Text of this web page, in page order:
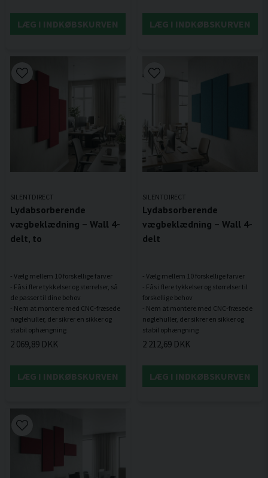
LÆG I INDKØBSKURVEN LÆG I INDKØBSKURVEN
SILENTDIRECT
Lydabsorberende
vægbeklædning – Wall 4-
delt, to
- Vælg mellem 10 forskellige farver
- Fås i flere tykkelser og størrelser, så
de passer til dine behov
- Nem at montere med CNC-fræsede
nøglehuller, der sikrer en sikker og
2 069,89 DKK
LÆG I INDKØBSKURVEN
SILENTDIRECT
Lydabsorberende
vægbeklædning – Wall 4-
delt
- Vælg mellem 10 forskellige farver
- Fås i flere tykkelser og størrelser til
forskellige behov
- Nem at montere med CNC-fræsede
nøglehuller, der sikrer en sikker og
2 212,69 DKK
LÆG I INDKØBSKURVEN